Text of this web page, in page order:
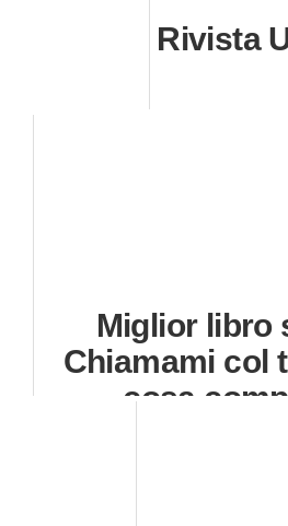
Rivista
Miglior libro
Chiamami col
cosa